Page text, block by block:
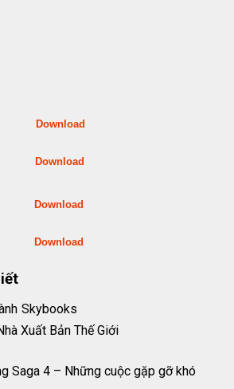
Download
Download
Download
Download
Skybooks
Xuất Bản Thế Giới
Saga 4 – Những cuộc gặp gỡ khó